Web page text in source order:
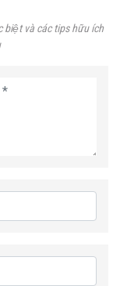
biệt và các tips hữu ích